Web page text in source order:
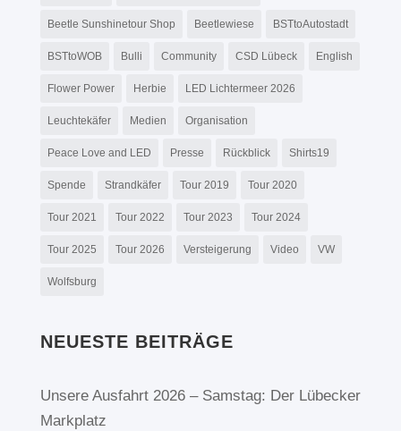
Beetle Sunshinetour Shop Beetlewiese BSTtoAutostadt
BSTtoWOB Bulli Community CSD Lübeck English
Flower Power Herbie LED Lichtermeer 2026
Leuchtekäfer Medien Organisation
Peace Love and LED Presse Rückblick Shirts19
Spende Strandkäfer Tour 2019 Tour 2020
Tour 2021 Tour 2022 Tour 2023 Tour 2024
Tour 2025 Tour 2026 Versteigerung Video VW
Wolfsburg
NEUESTE BEITRÄGE
Unsere Ausfahrt 2026 – Samstag: Der Lübecker
Markplatz